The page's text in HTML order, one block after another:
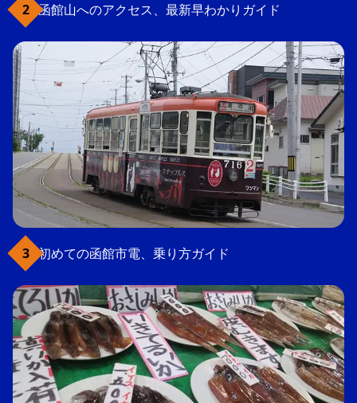
函館山へのアクセス、最新早わかりガイド
初めての函館市電、乗り方ガイド